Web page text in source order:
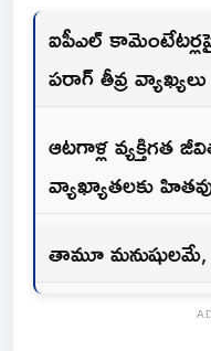
ఐపీఎల్
పరాగ్ తీవ్ర వ్యాఖ్యలు
ఆటగాళ్ల వ్యక్తిగత
వ్యాఖ్యాతలకు
తామూ మనుషులమే,